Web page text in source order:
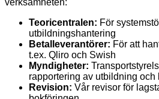
Teoricentralen: För
utbildningshantering
Betalleverantörer: För att
t.ex. Qliro och Swish
Myndigheter:
rapportering av utbildning och
Revision: Vår revisor för